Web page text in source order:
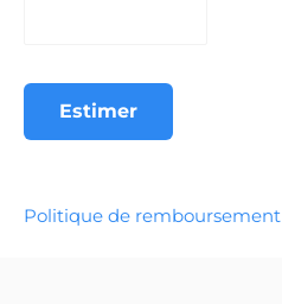
Estimer
Politique de remboursement